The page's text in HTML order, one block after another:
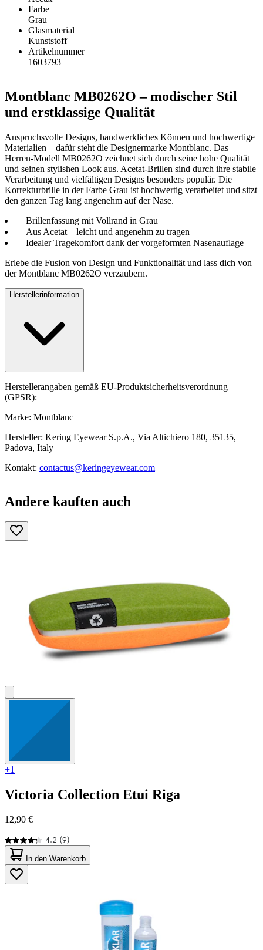
Farbe
Grau
Glasmaterial
Kunststoff
Artikelnummer
1603793
Montblanc MB0262O – modischer Stil
und erstklassige Qualität
Anspruchsvolle Designs, handwerkliches Können und hochwertige
Materialien – dafür steht die Designermarke Montblanc. Das
Herren-Modell MB0262O zeichnet sich durch seine hohe Qualität
und seinen stylishen Look aus. Acetat-Brillen sind durch ihre stabile
Verarbeitung und vielfältigen Designs besonders populär. Die
Korrekturbrille in der Farbe Grau ist hochwertig verarbeitet und sitzt
den ganzen Tag lang angenehm auf der Nase.
Brillenfassung mit Vollrand in Grau
Aus Acetat – leicht und angenehm zu tragen
Idealer Tragekomfort dank der vorgeformten Nasenauflage
Erlebe die Fusion von Design und Funktionalität und lass dich von
der Montblanc MB0262O verzaubern.
Herstellerinformation
Herstellerangaben gemäß EU-Produktsicherheitsverordnung
(GPSR):
Marke: Montblanc
Hersteller: Kering Eyewear S.p.A., Via Altichiero 180, 35135,
Padova, Italy
Kontakt: contactus@keringeyewear.com
Andere kauften auch
+1
Victoria Collection Etui Riga
12,90 €
4.2 (9)
4.2
von
5
Sternen.
9
In den Warenkorb